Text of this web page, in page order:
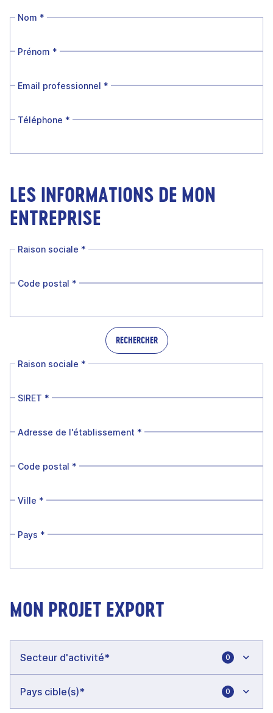
Nom *
Prénom *
Email professionnel *
Téléphone *
LES INFORMATIONS DE MON
ENTREPRISE
Raison sociale *
Code postal *
RECHERCHER
Raison sociale *
SIRET *
Adresse de l'établissement *
Code postal *
Ville *
Pays *
MON PROJET EXPORT
0
0